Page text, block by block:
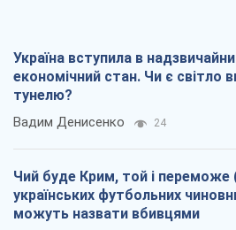
Україна вступила в
економічний стан. Чи є світло
тунелю?
Вадим Денисенко 24
Чий буде Крим, той і переможе
українських футбольних
можуть назвати вбивцями